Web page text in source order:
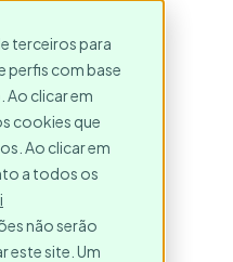
terceiros para
perfis com base
Ao clicar em
cookies que
Ao clicar em
a todos os
não serão
este site. Um